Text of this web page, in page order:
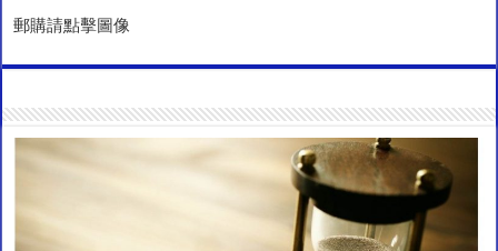
郵購請點擊圖像